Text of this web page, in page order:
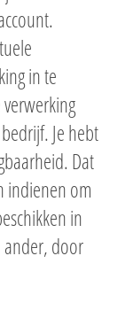
in te
Je hebt
Dat
indienen om
in
door